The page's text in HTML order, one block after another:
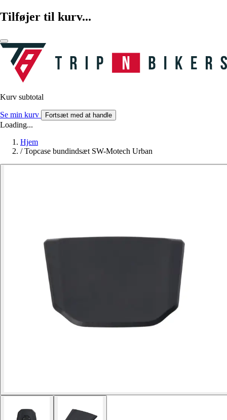
Tilføjer til kurv...
Kurv subtotal
Se min kurv Fortsæt med at handle
Loading...
Hjem
/ Topcase bundindsæt SW-Motech Urban